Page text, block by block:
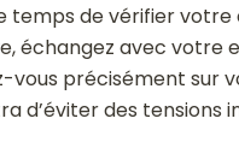
temps de vérifier
échangez avec votre
vous précisément sur
d’éviter des tensions